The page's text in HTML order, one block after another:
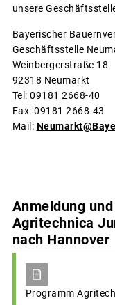
unsere
Bayerischer
Geschäftsstelle
Weinbergerstraße 18
92318 Neumarkt
Tel: 09181 2668-40
Fax: 09181 2668-43
Mail:
Anmeldung
Agritechnica
nach Hannover
Programm